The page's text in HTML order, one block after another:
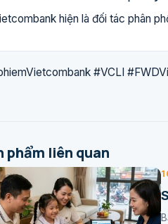
hiện là đối tác phân
#VCLI
phẩm liên quan